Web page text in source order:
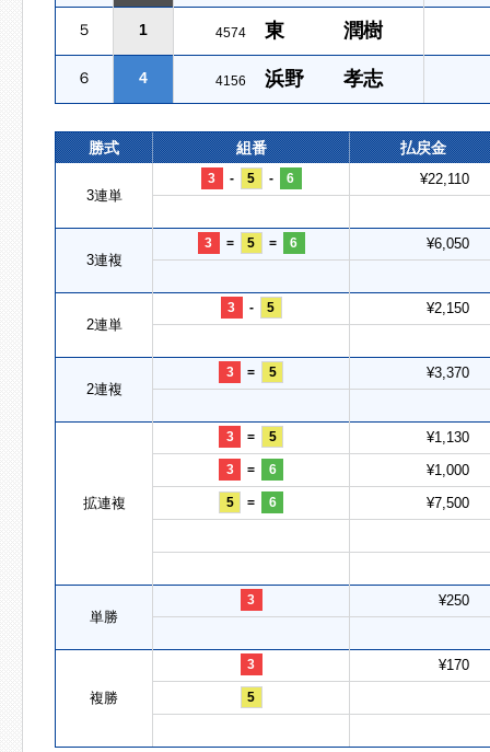
５ 1 4574 東 潤樹
６ 4 4156 浜野 孝志
勝式 組番 払戻金
3連単
3 - 5 - 6 ¥22,110
3連複
3 = 5 = 6 ¥6,050
2連単
3 - 5 ¥2,150
2連複
3 = 5 ¥3,370
拡連複
3 = 5 ¥1,130
3 = 6 ¥1,000
5 = 6 ¥7,500
単勝
3 ¥250
複勝
3 ¥170
5